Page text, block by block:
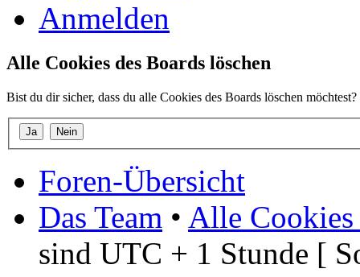
Anmelden
Alle Cookies des Boards löschen
Bist du dir sicher, dass du alle Cookies des Boards löschen möchtest?
Foren-Übersicht
Das Team • Alle Cookies
sind UTC + 1 Stunde [